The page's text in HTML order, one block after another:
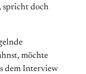
spricht doch
möchte
dem Interview